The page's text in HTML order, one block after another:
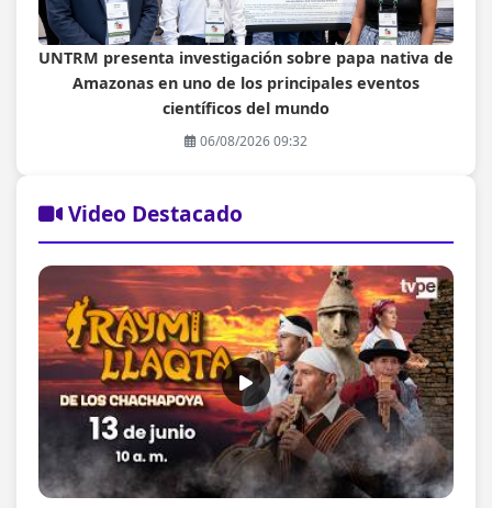
UNTRM presenta investigación sobre papa nativa de
Amazonas en uno de los principales eventos
científicos del mundo
06/08/2026 09:32
Video Destacado